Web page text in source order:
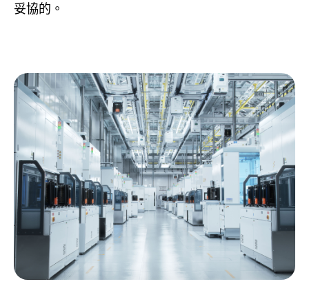
妥協的。